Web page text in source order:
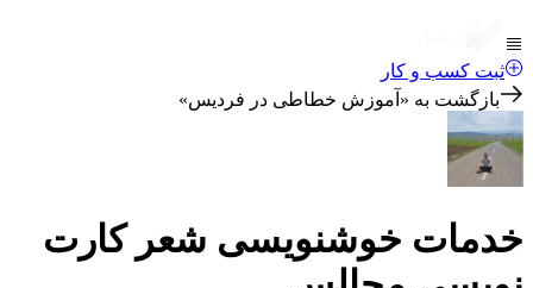
ثبت کسب و کار
بازگشت به « آموزش خطاطی در فردیس»
خدمات خوشنویسی شعر کارت